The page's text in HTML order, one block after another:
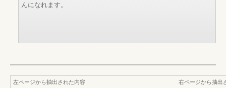
んになれます。
左ページから抽出された内容
右ページから抽出